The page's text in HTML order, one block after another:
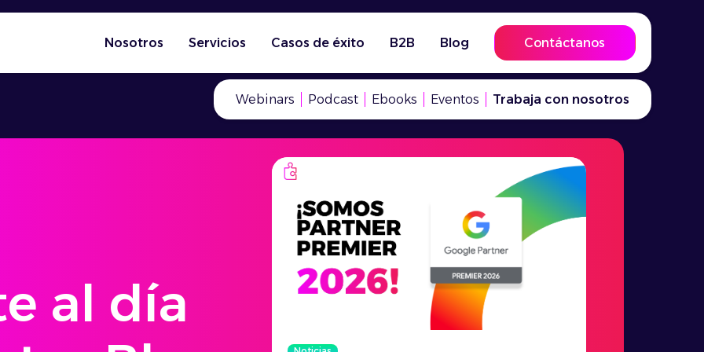
Nosotros Servicios Casos de éxito B2B Blog Contáctanos
Webinars Podcast Ebooks Eventos Trabaja con nosotros
al día